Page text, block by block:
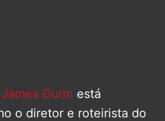
James Gunn está
o diretor e roteirista do